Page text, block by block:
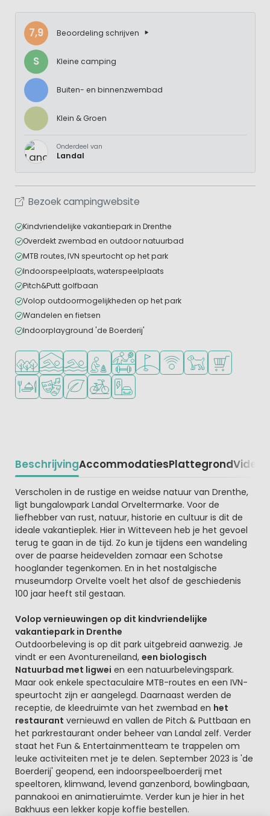
7,9 Beoordeling schrijven
S Kleine camping
Buiten- en binnenzwembad
Klein & Groen
Onderdeel van
Landal
Bezoek campingwebsite
Kindvriendelijke vakantiepark in Drenthe
Overdekt zwembad en outdoor natuurbad
MTB routes, IVN speurtocht op het park
Indoorspeelplaats, waterspeelplaats
Pitch&Putt golfbaan
Volop outdoormogelijkheden op het park
Wandelen en fietsen
Indoorplayground 'de Boerderij'
Ligt in een bosrijke omgeving
Overdekt zwembad
Openlucht zwembad
Aanbevolen voor jonge kinderen
Veel mogelijkheden om te sporten
Golfbaan in de buurt
WiFi beschikbaar
Huisdieren
Restaurant of pizzeria
Animatieprogramma
Groene ligging
FietsverhuurLaadpaal elektrische auto
BeschrijvingAccommodatiesPlattegrondVideo
Beschrijving
Verscholen in de rustige en weidse natuur van Drenthe,
ligt bungalowpark Landal Orveltermarke. Voor de
liefhebber van rust, natuur, historie en cultuur is dit de
ideale vakantieplek. Hier in Witteveen heb je het gevoel
terug te gaan in de tijd. Zo kun je tijdens een wandeling
over de paarse heidevelden zomaar een Schotse
hooglander tegenkomen. En in het nostalgische
museumdorp Orvelte voelt het alsof de geschiedenis
100 jaar heeft stil gestaan.
Volop vernieuwingen op dit kindvriendelijke
vakantiepark in Drenthe
Outdoorbeleving is op dit park uitgebreid aanwezig. Je
vindt er een Avontureneiland, een biologisch
Natuurbad met ligwei en een natuurbelevingspark.
Maar ook enkele spectaculaire MTB-routes en een IVN-
speurtocht zijn er aangelegd. Daarnaast werden de
receptie, de kleedruimte van het zwembad en het
restaurant vernieuwd en vallen de Pitch & Puttbaan en
het parkrestaurant onder beheer van Landal zelf. Verder
staat het Fun & Entertainmentteam te trappelen om
leuke activiteiten met je te delen. September 2023 is 'de
Boerderij' geopend, een indoorspeelboerderij met
speeltoren, klimwand, levend ganzenbord, bowlingbaan,
pannakooi en animatieruimte. Verder kun je hier in het
Bakhuus een lekker kopje koffie bestellen.